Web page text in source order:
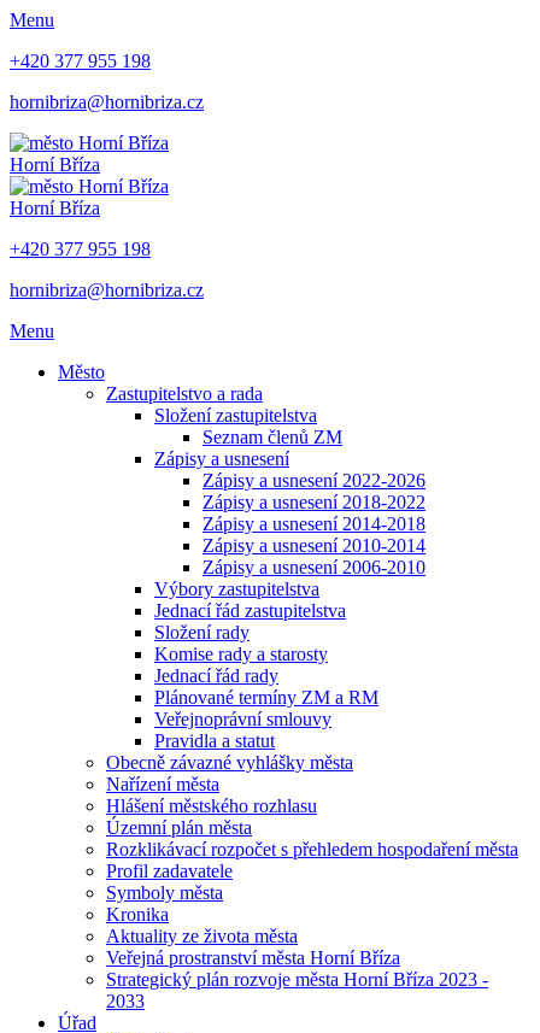
Menu
+420 377 955 198
hornibriza@hornibriza.cz
Horní Bříza
Horní Bříza
+420 377 955 198
hornibriza@hornibriza.cz
Menu
Město
Zastupitelstvo a rada
Složení zastupitelstva
Seznam členů ZM
Zápisy a usnesení
Zápisy a usnesení 2022-2026
Zápisy a usnesení 2018-2022
Zápisy a usnesení 2014-2018
Zápisy a usnesení 2010-2014
Zápisy a usnesení 2006-2010
Výbory zastupitelstva
Jednací řád zastupitelstva
Složení rady
Komise rady a starosty
Jednací řád rady
Plánované termíny ZM a RM
Veřejnoprávní smlouvy
Pravidla a statut
Obecně závazné vyhlášky města
Nařízení města
Hlášení městského rozhlasu
Územní plán města
Rozklikávací rozpočet s přehledem hospodaření města
Profil zadavatele
Symboly města
Kronika
Aktuality ze života města
Veřejná prostranství města Horní Bříza
Strategický plán rozvoje města Horní Bříza 2023 -
2033
Úřad